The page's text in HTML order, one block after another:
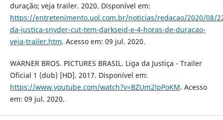
duração; veja trailer. 2020. Disponível em:
https://entretenimento.uol.com.br/noticias/redacao/2020/08/
da-justica-snyder-cut-tem-darkseid-e-4-horas-de-duracao-
veja-trailer.htm. Acesso em: 09 jul. 2020.
WARNER BROS. PICTURES BRASIL. Liga da Justiça - Trailer
Oficial 1 (dub) [HD]. 2017. Disponível em:
https://www.youtube.com/watch?v=BZUm2lpPoKM. Acesso
em: 09 jul. 2020.